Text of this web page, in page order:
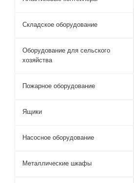
Складское оборудование
Оборудование для сельского
хозяйства
Пожарное оборудование
Ящики
Насосное оборудование
Металлические шкафы